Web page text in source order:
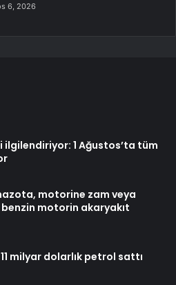
6, 2026
ilgilendiriyor: 1 Ağustos’ta tüm
motorine zam veya
benzin motorin akaryakıt
milyar dolarlık petrol sattı